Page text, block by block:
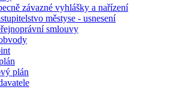
závazné vyhlášky a nařízení
městyse - usnesení
smlouvy
plán